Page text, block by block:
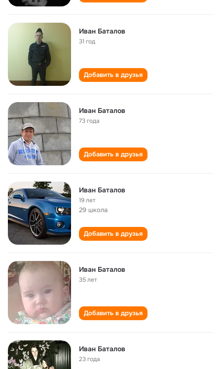
Иван Баталов
31 год
Добавить в друзья
Иван Баталов
73 года
Добавить в друзья
Иван Баталов
19 лет
29 школа
Добавить в друзья
Иван Баталов
35 лет
Добавить в друзья
Иван Баталов
23 года